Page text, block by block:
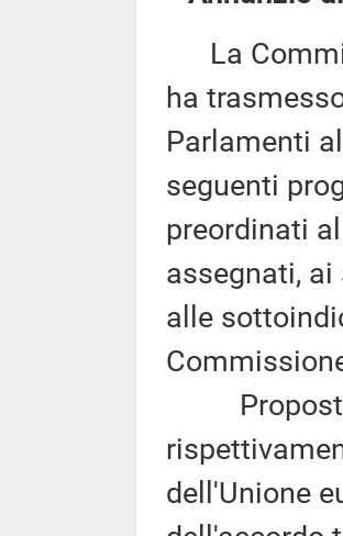
La
ha
Parlamenti
seguenti
preordinati
assegnati,
alle
Proposte
dell'Unione